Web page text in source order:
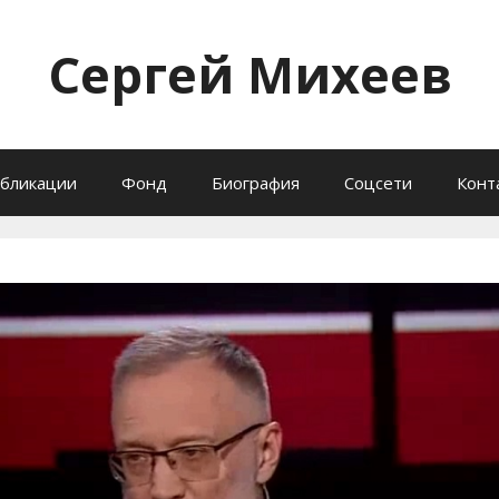
Сергей Михеев
Фонд Биография Соцсети